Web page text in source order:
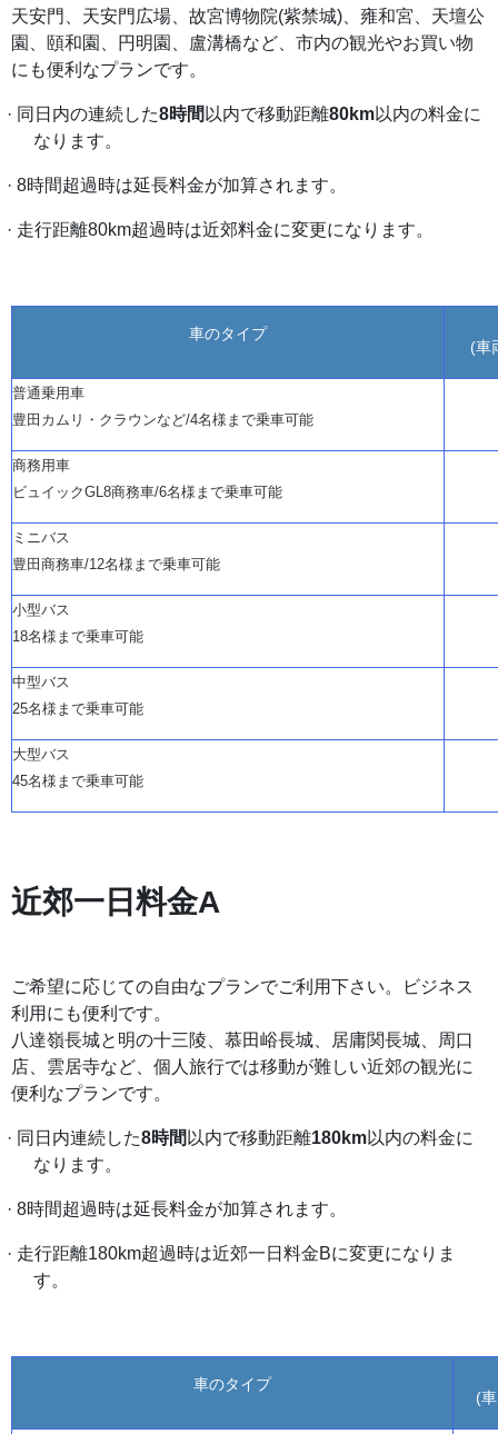
天安門、天安門広場、故宮博物院(紫禁城)、雍和宮、天壇公
園、頤和園、円明園、盧溝橋など、市内の観光やお買い物
にも便利なプランです。
· 同日内の連続した8時間 以内で移動距離80km以内の料金に
なります。
· 8時間超過時は延長料金が加算されます。
· 走行距離80km超過時は近郊料金に変更になります。
車のタイプ
(車
普通乗用車
豊田カムリ・クラウンなど/4名様まで乗車可能
商務用車
ビュイックGL8商務車/6名様まで乗車可能
ミニバス
豊田商務車/12名様まで乗車可能
小型バス
18名様まで乗車可能
中型バス
25名様まで乗車可能
大型バス
45名様まで乗車可能
近郊一日料金A
ご希望に応じての自由なプランでご利用下さい。ビジネス
利用にも便利です。
八達嶺長城と明の十三陵、慕田峪長城、居庸関長城、周口
店、雲居寺など、個人旅行では移動が難しい近郊の観光に
便利なプランです。
· 同日内連続した8時間 以内で移動距離180km以内の料金に
なります。
· 8時間超過時は延長料金が加算されます。
· 走行距離180km超過時は近郊一日料金Bに変更になりま
す。
車のタイプ
(